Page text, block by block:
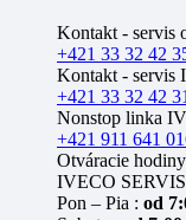
Kontakt - servis
+421 33 32 42
Kontakt - servis
+421 33 32 42
Nonstop linka
+421 911 641
Otváracie hodiny
IVECO SERVIS
Pon – Pia : od